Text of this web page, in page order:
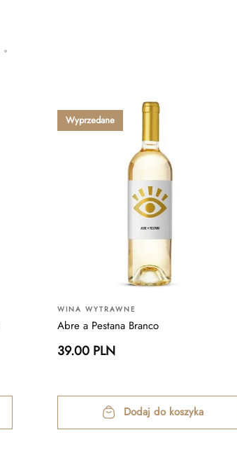
Wyprzedane
WINA WYTRAWNE
Abre a Pestana Branco
39.00 PLN
Dodaj do koszyka